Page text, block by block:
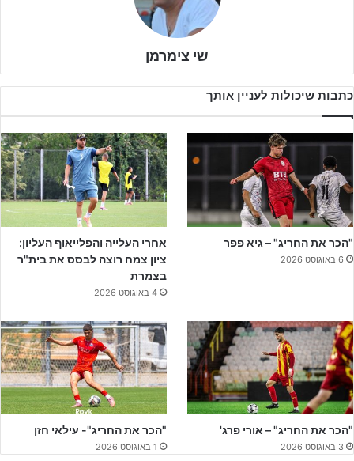
לקבלת הקטלוג המלא – לחצו על הבאנר!!
לפרסום באתר ג'וניורליג – לחצו על הבאנר!!!
שי צימרמן
כתבות שיכולות לעניין אותך
"הכר את החריג" – גיא פפר
6 באוגוסט 2026
אחרי העלייה והפלייאוף העליון:
ציון צמח רוצה לבסס את בית"ר
בצמרת
4 באוגוסט 2026
"הכר את החריג" – אורי פרג'
3 באוגוסט 2026
"הכר את החריג"- עילאי חזן
1 באוגוסט 2026